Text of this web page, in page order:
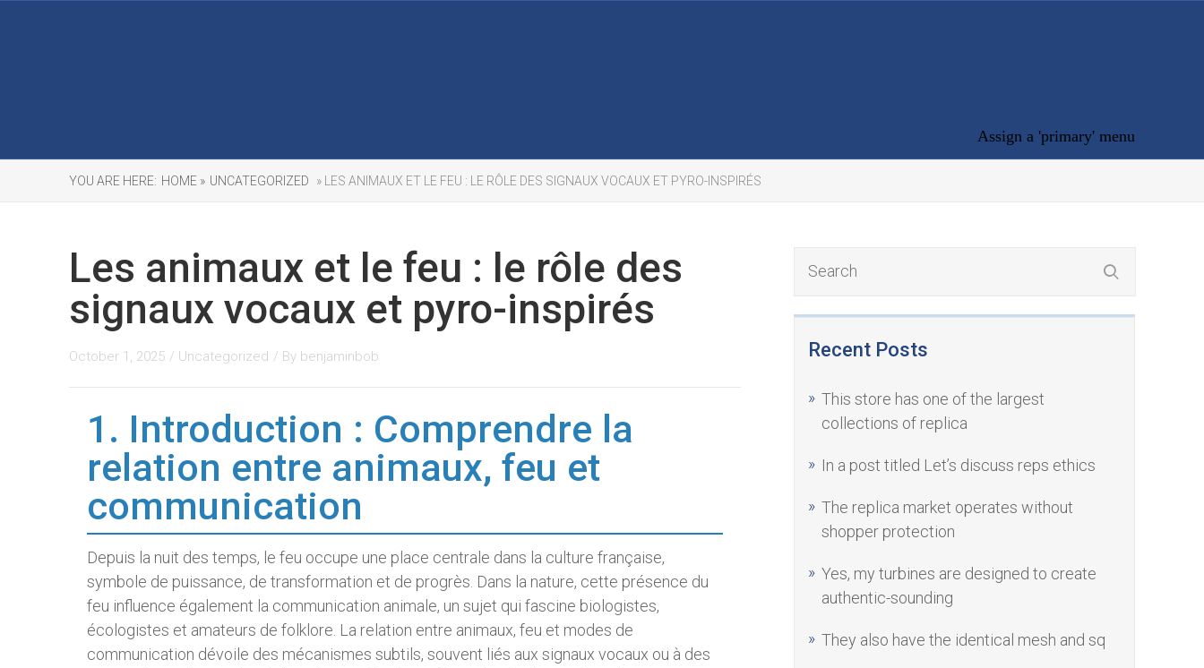
Assign a 'primary' menu
YOU ARE HERE: HOME » UNCATEGORIZED » LES ANIMAUX ET LE FEU : LE RÔLE DES SIGNAUX VOCAUX ET PYRO-INSPIRÉS
Recent Posts
This store has one of the largest
collections of replica
In a post titled Let’s discuss reps ethics
The replica market operates without
shopper protection
Yes, my turbines are designed to create
authentic-sounding
They also have the identical mesh and sq
Les animaux et le feu : le rôle des
signaux vocaux et pyro-inspirés
October 1, 2025 / Uncategorized / By benjaminbob
1. Introduction : Comprendre la
relation entre animaux, feu et
communication
Depuis la nuit des temps, le feu occupe une place centrale dans la culture française,
symbole de puissance, de transformation et de progrès. Dans la nature, cette présence du
feu influence également la communication animale, un sujet qui fascine biologistes,
écologistes et amateurs de folklore. La relation entre animaux, feu et modes de
communication dévoile des mécanismes subtils, souvent liés aux signaux vocaux ou à des